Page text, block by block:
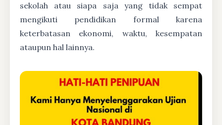
sekolah atau siapa saja yang tidak sempat
mengikuti pendidikan formal karena
keterbatasan ekonomi, waktu, kesempatan
ataupun hal lainnya.